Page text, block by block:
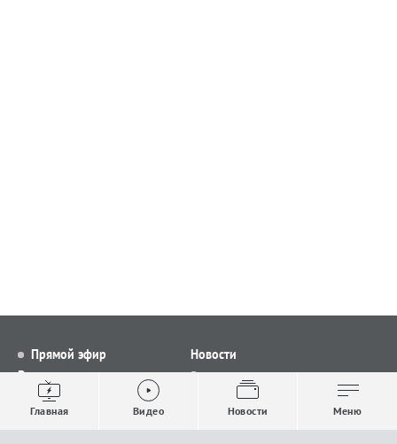
Прямой эфир
Видео
Выпуски новостей
Проекты
Новости
Все новости
Общество
Строительство и ЖКХ
Главная Видео Новости Меню